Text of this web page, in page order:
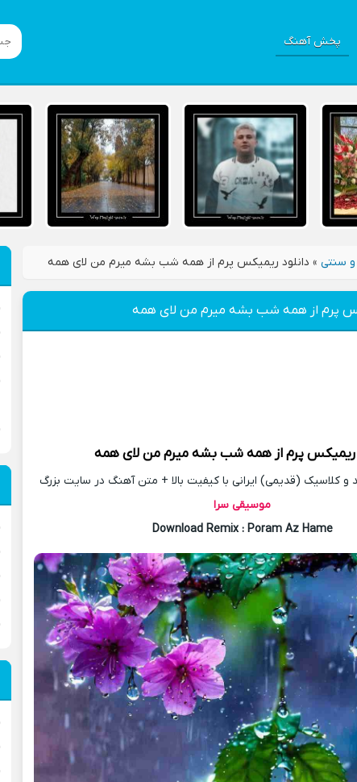
پخش آهنگ
سنتی » دانلود ریمیکس پرم از همه شب بشه میرم من لای همه
پرم از همه شب بشه میرم من لای همه
ریمیکسپرم از همه شب بشه میرم من لای همه
کلاسیک (قدیمی) ایرانی با کیفیت بالا + متن آهنگ در سایت بزرگ
موسیقی سرا
Download Remix : Poram Az Hame